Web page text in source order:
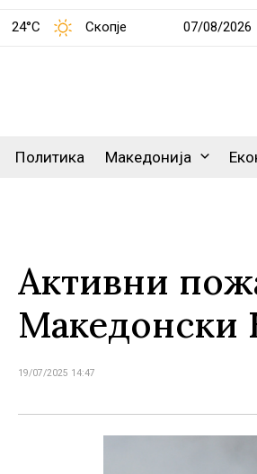
24°C Скопје 07/08/2026
Политика Македонија
Активни
Македонски
19/07/2025 14:47